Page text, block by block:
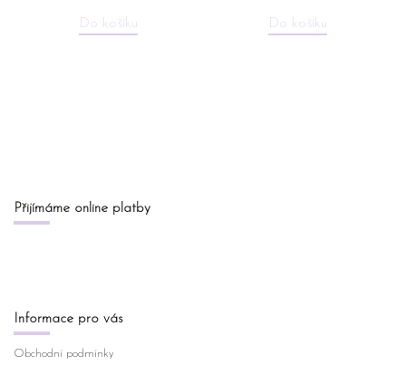
Do košíku Do košíku
Přijímáme online platby
Informace pro vás
Obchodní podmínky